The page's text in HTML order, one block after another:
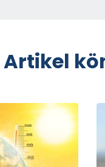
Artikel